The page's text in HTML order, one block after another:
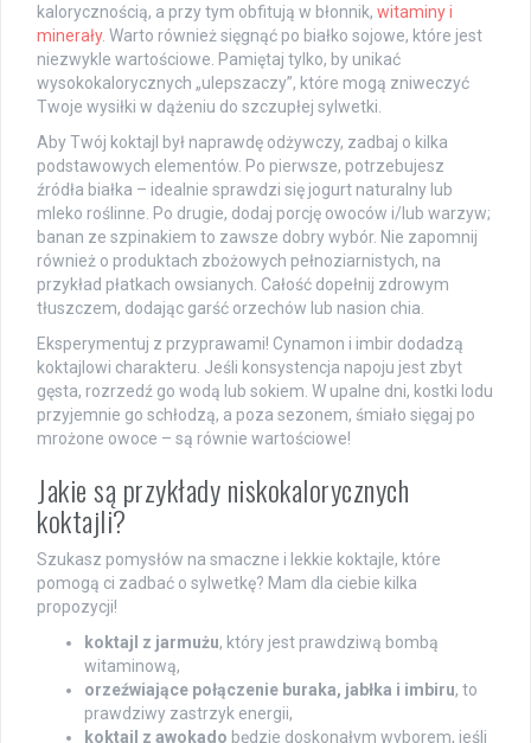
kalorycznością, a przy tym obfitują w błonnik, witaminy i
minerały. Warto również sięgnąć po białko sojowe, które jest
niezwykle wartościowe. Pamiętaj tylko, by unikać
wysokokalorycznych „ulepszaczy”, które mogą zniweczyć
Twoje wysiłki w dążeniu do szczupłej sylwetki.
Aby Twój koktajl był naprawdę odżywczy, zadbaj o kilka
podstawowych elementów. Po pierwsze, potrzebujesz
źródła białka – idealnie sprawdzi się jogurt naturalny lub
mleko roślinne. Po drugie, dodaj porcję owoców i/lub warzyw;
banan ze szpinakiem to zawsze dobry wybór. Nie zapomnij
również o produktach zbożowych pełnoziarnistych, na
przykład płatkach owsianych. Całość dopełnij zdrowym
tłuszczem, dodając garść orzechów lub nasion chia.
Eksperymentuj z przyprawami! Cynamon i imbir dodadzą
koktajlowi charakteru. Jeśli konsystencja napoju jest zbyt
gęsta, rozrzedź go wodą lub sokiem. W upalne dni, kostki lodu
przyjemnie go schłodzą, a poza sezonem, śmiało sięgaj po
mrożone owoce – są równie wartościowe!
Jakie są przykłady niskokalorycznych
koktajli?
Szukasz pomysłów na smaczne i lekkie koktajle, które
pomogą ci zadbać o sylwetkę? Mam dla ciebie kilka
propozycji!
koktajl z jarmużu, który jest prawdziwą bombą
witaminową,
orzeźwiające połączenie buraka, jabłka i imbiru, to
prawdziwy zastrzyk energii,
koktajl z awokado będzie doskonałym wyborem, jeśli